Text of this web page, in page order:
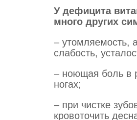
У дефицита
много других
– утомляемость,
слабость,
– ноющая боль в
ногах;
– при чистке
кровоточить